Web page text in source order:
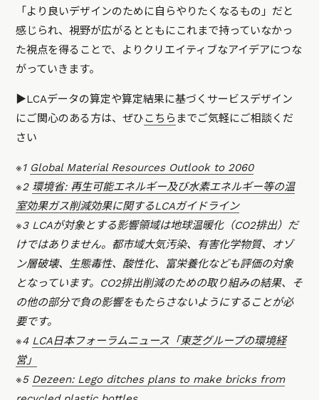
「より良いデザインのために自らやりたくなるもの」だと
感じられ、視野が広がるとともにこれまで持っていなかっ
た視点を得ることで、よりクリエイティブなアイデアにつな
がっていきます。
▶︎LCAデータの算定や算定結果に基づくサービスデザイン
にご関心のある方は、ぜひこちら までご気軽にご相談くだ
さい
※1 Global Material Resources Outlook to 2060
※2 環境省: 再生可能エネルギー及び水素エネルギー等の温
室効果ガス削減効果に関するLCAガイドライン
※3 LCAが対象とする影響領域は地球温暖化（CO2排出）だ
けではありません。都市域大気汚染、有害化学物質、オゾ
ン層破壊、生態毒性、酸性化、富栄養化なども評価の対象
となっています。CO2排出削減のための取り組みの結果、そ
の他の部分で負の影響をもたらさないようにすることが必
要です。
※4 LCA日本フォーラムニュース「東芝グループの環境経
営」
※5 Dezeen: Lego ditches plans to make bricks from